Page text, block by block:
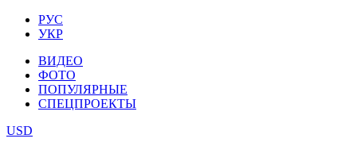
РУС
УКР
ВИДЕО
ФОТО
ПОПУЛЯРНЫЕ
СПЕЦПРОЕКТЫ
USD